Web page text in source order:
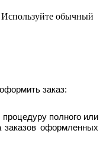
обычный
заказ:
полного или
заказов оформленных